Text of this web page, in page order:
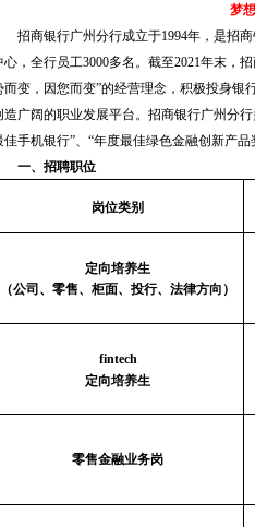
梦
招商银行广州分行成立于1994年，是招
心，全行员工3000多名。截至2021年末，
而变，因您而变”的经营理念，积极投身银
造广阔的职业发展平台。招商银行广州分
佳手机银行”、“年度最佳绿色金融创新产品
一、 招聘职位
岗位类别
定向培养生
（公司、零售、柜面、投行、法律方向）
fintech
定向培养生
零售金融业务岗